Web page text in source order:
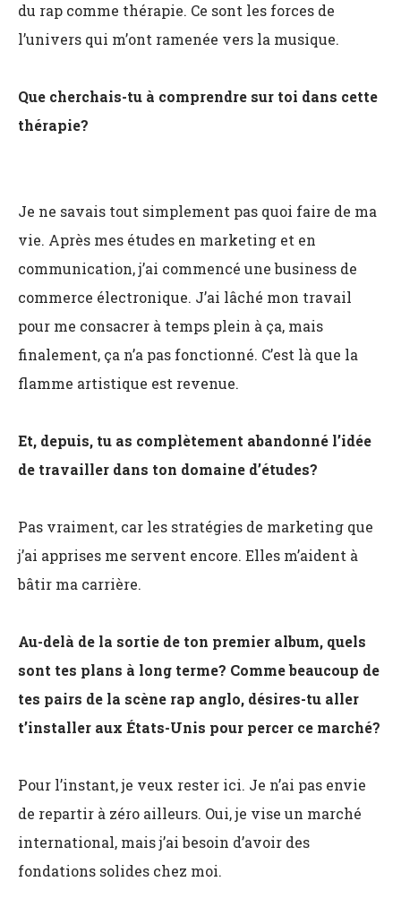
du rap comme thérapie. Ce sont les forces de
l’univers qui m’ont ramenée vers la musique.
Que cherchais-tu à comprendre sur toi dans cette
thérapie?
Je ne savais tout simplement pas quoi faire de ma
vie. Après mes études en marketing et en
communication, j’ai commencé une business de
commerce électronique. J’ai lâché mon travail
pour me consacrer à temps plein à ça, mais
finalement, ça n’a pas fonctionné. C’est là que la
flamme artistique est revenue.
Et, depuis, tu as complètement abandonné l’idée
de travailler dans ton domaine d’études?
Pas vraiment, car les stratégies de marketing que
j’ai apprises me servent encore. Elles m’aident à
bâtir ma carrière.
Au-delà de la sortie de ton premier album, quels
sont tes plans à long terme? Comme beaucoup de
tes pairs de la scène rap anglo, désires-tu aller
t’installer aux États-Unis pour percer ce marché?
Pour l’instant, je veux rester ici. Je n’ai pas envie
de repartir à zéro ailleurs. Oui, je vise un marché
international, mais j’ai besoin d’avoir des
fondations solides chez moi.